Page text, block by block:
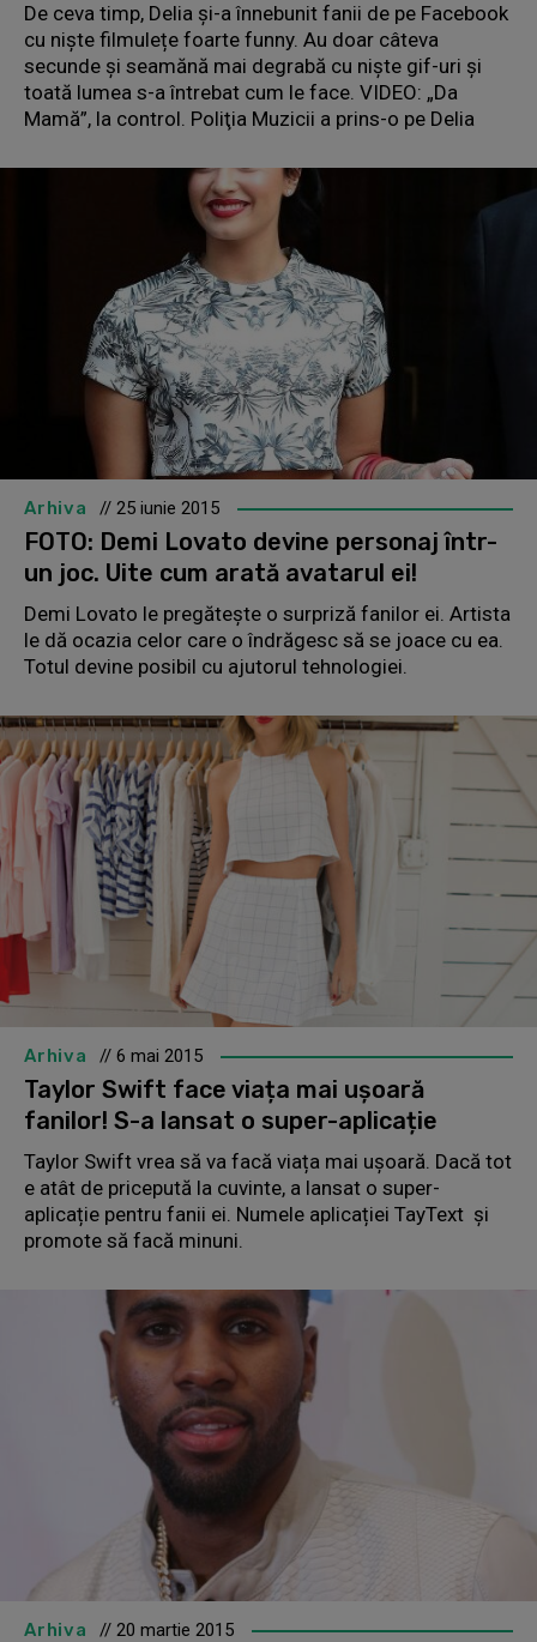
De ceva timp, Delia și-a înnebunit fanii de pe Facebook
cu niște filmulețe foarte funny. Au doar câteva
secunde și seamănă mai degrabă cu niște gif-uri și
toată lumea s-a întrebat cum le face. VIDEO: „Da
Mamă”, la control. Poliţia Muzicii a prins-o pe Delia
Arhiva // 25 iunie 2015
FOTO: Demi Lovato devine personaj într-
un joc. Uite cum arată avatarul ei!
Demi Lovato le pregătește o surpriză fanilor ei. Artista
le dă ocazia celor care o îndrăgesc să se joace cu ea.
Totul devine posibil cu ajutorul tehnologiei.
Arhiva // 6 mai 2015
Taylor Swift face viața mai ușoară
fanilor! S-a lansat o super-aplicație
Taylor Swift vrea să va facă viața mai ușoară. Dacă tot
e atât de pricepută la cuvinte, a lansat o super-
aplicație pentru fanii ei. Numele aplicației TayText și
promote să facă minuni.
Arhiva // 20 martie 2015